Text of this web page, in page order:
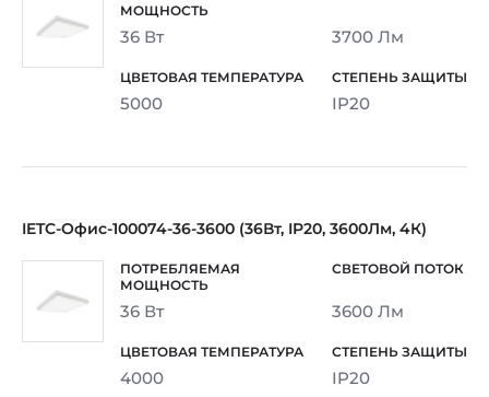
36 Вт 3700 Лм
5000 IP20
IETC-Офис-100074-36-3600 (36Вт, IP20, 3600Лм, 4К)
36 Вт 3600 Лм
4000 IP20